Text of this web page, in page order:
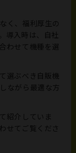
く、福利厚生の
導入時は、自社
わせて機種を選
選ぶべき自販機
ながら最適な方
紹介していま
せてご覧くださ